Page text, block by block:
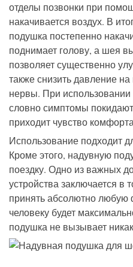
отделы позвонки при
накачивается воздух. В
подушка постепенно
поднимает голову, а шея
позволяет существенно
также снизить давление
нервы. При использовании
словно симптомы
приходит чувство
Использование подходит
Кроме этого, надувную
поездку. Одно из важных
устройства заключается в
принять абсолютно любую
человеку будет
подушка не вызывает